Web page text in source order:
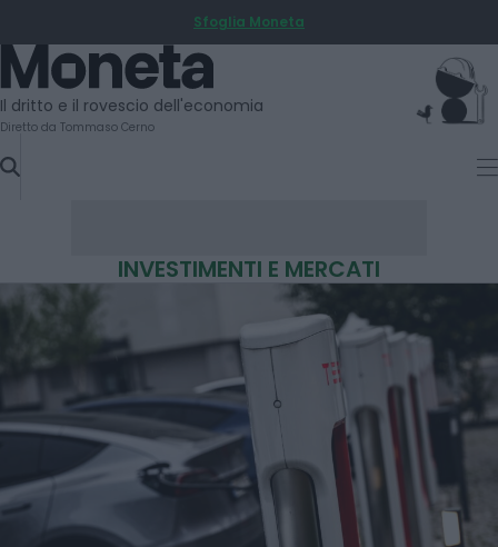
TO
CONTENT
Sfoglia Moneta
Moneta
Il dritto e il rovescio dell'economia
Diretto da Tommaso Cerno
INVESTIMENTI E MERCATI